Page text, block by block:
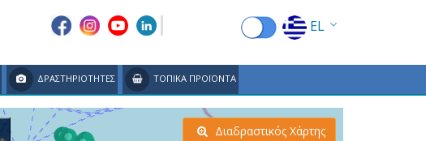
EL
EN
FR
DE
ΔΡΑΣΤΗΡΙΟΤΗΤΕΣ ΤΟΠΙΚΑ ΠΡΟΪΟΝΤΑ
Διαδραστικός Χάρτης